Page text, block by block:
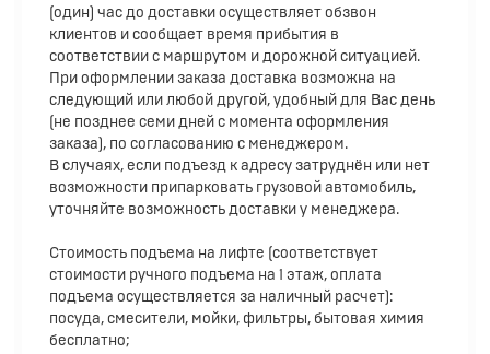
(один) час до доставки осуществляет обзвон
клиентов и сообщает время прибытия в
соответствии с маршрутом и дорожной ситуацией.
При оформлении заказа доставка возможна на
следующий или любой другой, удобный для Вас день
(не позднее семи дней с момента оформления
заказа), по согласованию с менеджером.
В случаях, если подъезд к адресу затруднён или нет
возможности припарковать грузовой автомобиль,
уточняйте возможность доставки у менеджера.
Стоимость подъема на лифте (соответствует
стоимости ручного подъема на 1 этаж, оплата
подъема осуществляется за наличный расчет):
посуда, смесители, мойки, фильтры, бытовая химия
бесплатно;